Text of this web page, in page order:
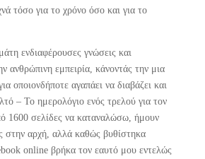
τόσο για το χρόνο όσο και για το
ενδιαφέρουσες γνώσεις και
ανθρώπινη εμπειρία, κάνοντάς την μια
οποιονδήποτε αγαπάει να διαβάζει και
– Το ημερολόγιο ενός τρελού για τον
1600 σελίδες να καταναλώσω, ήμουν
στην αρχή, αλλά καθώς βυθίστηκα
online βρήκα τον εαυτό μου εντελώς